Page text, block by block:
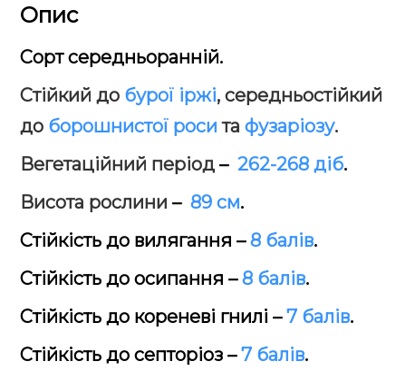
Опис
Сорт середньоранній.
Стійкий до бурої іржі, середньостійкий
до борошнистої роси та фузаріозу.
Вегетаційний період –262-268 діб.
Висота рослини –89 см.
Стійкість до вилягання –8 балів.
Стійкість до осипання –8 балів.
Стійкість до кореневі гнилі –7 балів.
Стійкість до септоріоз –7 балів.